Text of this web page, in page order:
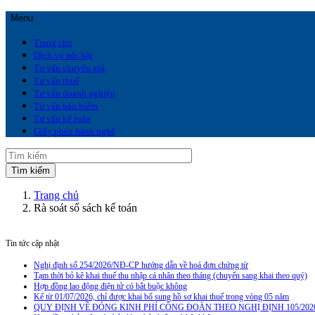
Menu
Trang chủ
Dịch vụ nổi bật
Tư vấn chuyển giá
Tư vấn thuế
Tư vấn doanh nghiệp
Tư vấn bảo hiểm
Tư vấn kế toán
Giấy phép hành nghề
Trang chủ
Rà soát sổ sách kế toán
Tin tức cập nhật
Nghị định số 254/2026/NĐ-CP hướng dẫn về hoá đơn chứng từ
Tạm thời bỏ kê khai thuế thu nhập cá nhân theo tháng (chuyển sang khai theo quý)
Hợp đồng lao động điện tử có bắt buộc không
Kể từ 01/07/2026, chỉ được khai bổ sung hồ sơ khai thuế trong vòng 05 năm
QUY ĐỊNH VỀ ĐÓNG KINH PHÍ CÔNG ĐOÀN THEO NGHỊ ĐỊNH 105/